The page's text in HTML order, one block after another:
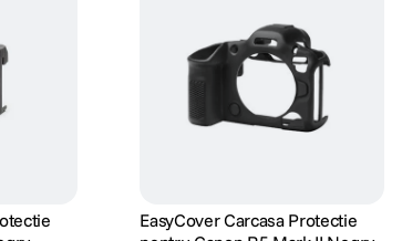
EasyCover Carcasa Protectie